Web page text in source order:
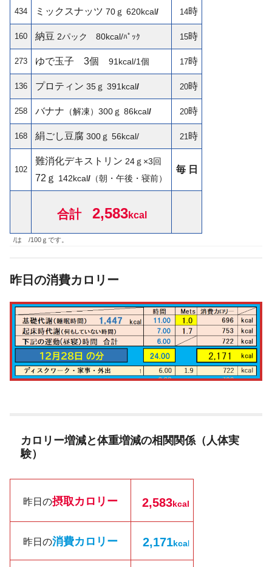
434 ミックスナッツ70ｇ 620kcal/ 14時
160 納豆 2パック 80kcal/ﾊﾟｯｸ 15時
273 ゆで玉子 3個91kcal/1個 17時
136 プロティン 35ｇ 391kcal/ 20時
258 バナナ （解凍）300ｇ 86kcal/ 20時
168 絹ごし豆腐 300ｇ 56kcal/ 21時
102
難消化デキストリン 24ｇ×3回
72ｇ 142kcal/ （朝・午後・寝前）
毎 日
合計 2,583kcal
/は /100ｇです。
昨日の消費カロリー
カロリー増減と体重増減の相関関係（人体実
験）
昨日の摂取カロリー 2,583kcal
昨日の消費カロリー 2,171kcal